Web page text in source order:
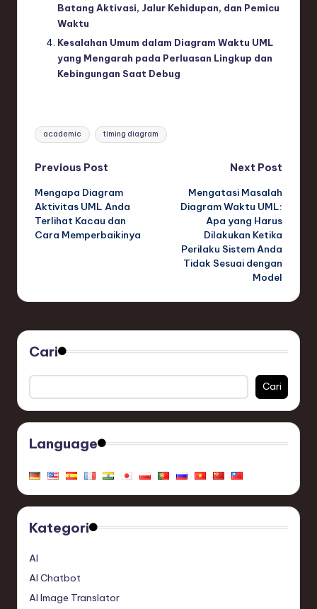
Batang Aktivasi, Jalur Kehidupan, dan Pemicu
Waktu
Kesalahan Umum dalam Diagram Waktu UML
yang Mengarah pada Perluasan Lingkup dan
Kebingungan Saat Debug
Tags:
academic timing diagram
Post
navigation
Previous Post
Mengapa Diagram
Aktivitas UML Anda
Terlihat Kacau dan
Cara Memperbaikinya
Next Post
Mengatasi Masalah
Diagram Waktu UML:
Apa yang Harus
Dilakukan Ketika
Perilaku Sistem Anda
Tidak Sesuai dengan
Model
Cari
Cari
Language
Kategori
AI
AI Chatbot
AI Image Translator